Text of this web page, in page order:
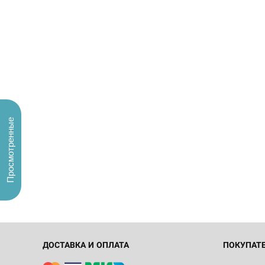
ДОСТАВКА И ОПЛАТА
Просмотренные